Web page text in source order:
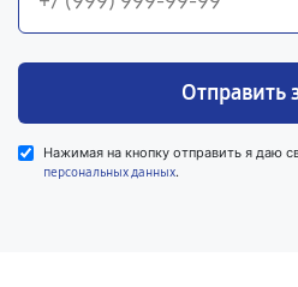
Отправить
Нажимая на кнопку отправить я даю
персональных данных.